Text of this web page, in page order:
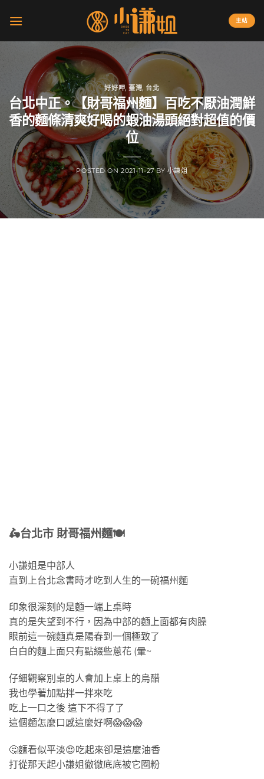
主站
好好呷,臺灣, 台北
台北中正。【財哥福州麵】百吃不厭油潤鮮
香的麵條清爽好喝的蝦油湯頭絕對超值的價
位
POSTED ON2021-11-27 BY 小謙姐
🛵台北市 財哥福州麵🍽
小謙姐是中部人
直到上台北念書時才吃到人生的一碗福州麵
印象很深刻的是麵一端上桌時
真的是失望到不行，因為中部的麵上面都有肉臊
眼前這一碗麵真是陽春到一個極致了
白白的麵上面只有點綴些蔥花 (暈~
仔細觀察別桌的人會加上桌上的烏醋
我也學著加點拌一拌來吃
吃上一口之後 這下不得了了
這個麵怎麼口感這麼好啊😱😱😱
🤔麵看似平淡😍吃起來卻是這麼油香
打從那天起小謙姐徹徹底底被它圈粉